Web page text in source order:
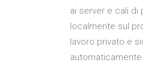
ai server e cali di
localmente sul
lavoro privato e